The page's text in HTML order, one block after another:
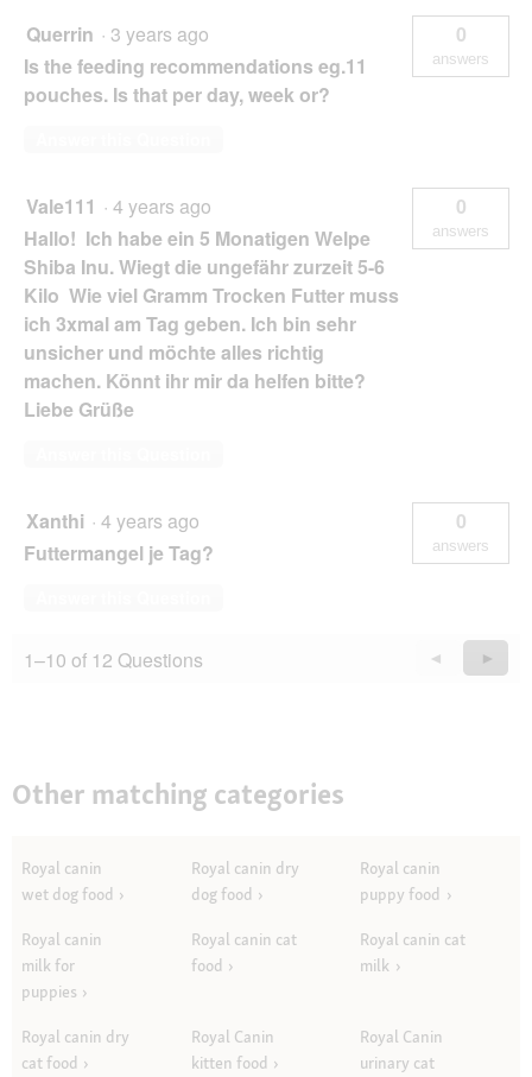
Querrin · 3 years ago
Is the feeding recommendations eg.11
pouches. Is that per day, week or?
0
answers
Vale111 · 4 years ago
Hallo! Ich habe ein 5 Monatigen Welpe
Shiba Inu. Wiegt die ungefähr zurzeit 5-6
Kilo Wie viel Gramm Trocken Futter muss
ich 3xmal am Tag geben. Ich bin sehr
unsicher und möchte alles richtig
machen. Könnt ihr mir da helfen bitte?
Liebe Grüße
0
answers
Xanthi · 4 years ago
Futtermangel je Tag?
0
answers
1–10 of 12 Questions
Previous
Questions
◄
Next
►
Other matching categories
Royal canin
wet dog food
Royal canin dry
dog food
Royal canin
puppy food
Royal canin
milk for
puppies
Royal canin cat
food
Royal canin cat
milk
Royal canin dry
cat food
Royal Canin
kitten food
Royal Canin
urinary cat